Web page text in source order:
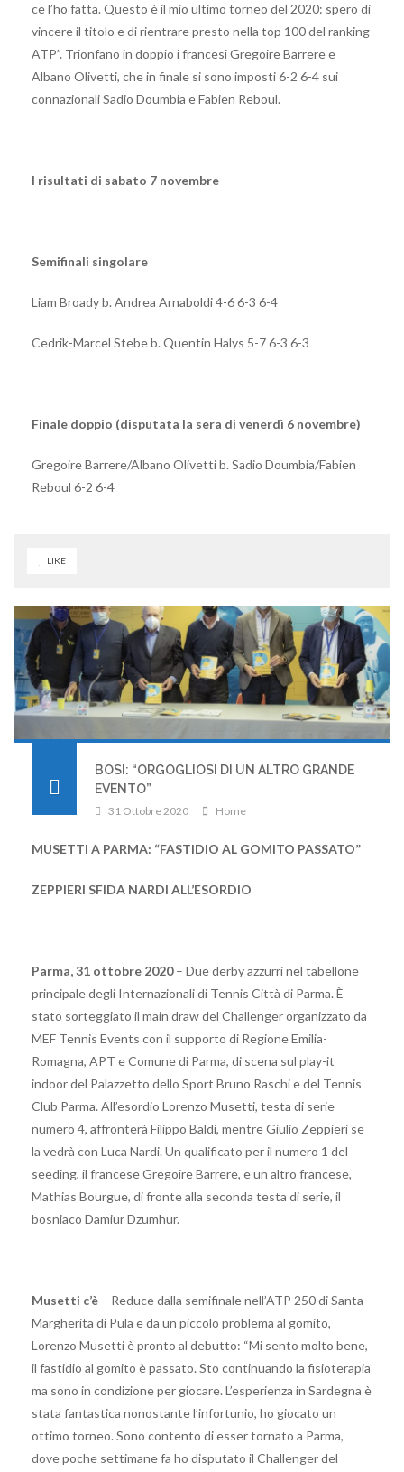
ce l’ho fatta. Questo è il mio ultimo torneo del 2020: spero di
vincere il titolo e di rientrare presto nella top 100 del ranking
ATP”. Trionfano in doppio i francesi Gregoire Barrere e
Albano Olivetti, che in finale si sono imposti 6-2 6-4 sui
connazionali Sadio Doumbia e Fabien Reboul.
I risultati di sabato 7 novembre
Semifinali singolare
Liam Broady b. Andrea Arnaboldi 4-6 6-3 6-4
Cedrik-Marcel Stebe b. Quentin Halys 5-7 6-3 6-3
Finale doppio (disputata la sera di venerdì 6 novembre)
Gregoire Barrere/Albano Olivetti b. Sadio Doumbia/Fabien
Reboul 6-2 6-4
LIKE
BOSI: “ORGOGLIOSI DI UN ALTRO GRANDE
EVENTO”
31 Ottobre 2020 Home
MUSETTI A PARMA: “FASTIDIO AL GOMITO PASSATO”
ZEPPIERI SFIDA NARDI ALL’ESORDIO
Parma, 31 ottobre 2020– Due derby azzurri nel tabellone
principale degli Internazionali di Tennis Città di Parma. È
stato sorteggiato il main draw del Challenger organizzato da
MEF Tennis Events con il supporto di Regione Emilia-
Romagna, APT e Comune di Parma, di scena sul play-it
indoor del Palazzetto dello Sport Bruno Raschi e del Tennis
Club Parma. All’esordio Lorenzo Musetti, testa di serie
numero 4, affronterà Filippo Baldi, mentre Giulio Zeppieri se
la vedrà con Luca Nardi. Un qualificato per il numero 1 del
seeding, il francese Gregoire Barrere, e un altro francese,
Mathias Bourgue, di fronte alla seconda testa di serie, il
bosniaco Damiur Dzumhur.
Musetti c’è – Reduce dalla semifinale nell’ATP 250 di Santa
Margherita di Pula e da un piccolo problema al gomito,
Lorenzo Musetti è pronto al debutto: “Mi sento molto bene,
il fastidio al gomito è passato. Sto continuando la fisioterapia
ma sono in condizione per giocare. L’esperienza in Sardegna è
stata fantastica nonostante l’infortunio, ho giocato un
ottimo torneo. Sono contento di esser tornato a Parma,
dove poche settimane fa ho disputato il Challenger del